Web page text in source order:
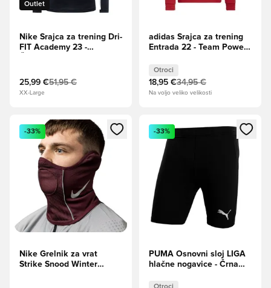
Outlet
Nike Srajca za trening Dri-
FIT Academy 23 -
25,99 €51,95 €
XX-Large
adidas Srajca za trening
Entrada 22 - Team Power
Otroci
18,95 €34,95 €
Na voljo veliko velikosti
Odpre Modal za prijavo ali vpis kot član
-33%
Nike Grelnik za vrat
Strike Snood Winter
Odpre Modal za prijavo ali
-33%
PUMA Osnovni sloj LIGA
hlačne nogavice - Črna